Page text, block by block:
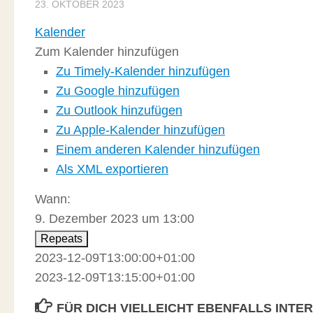
23. OKTOBER 2023
Kalender
Zum Kalender hinzufügen
Zu Timely-Kalender hinzufügen
Zu Google hinzufügen
Zu Outlook hinzufügen
Zu Apple-Kalender hinzufügen
Einem anderen Kalender hinzufügen
Als XML exportieren
Wann:
9. Dezember 2023 um 13:00
Repeats
2023-12-09T13:00:00+01:00
2023-12-09T13:15:00+01:00
FÜR DICH VIELLEICHT EBENFALLS